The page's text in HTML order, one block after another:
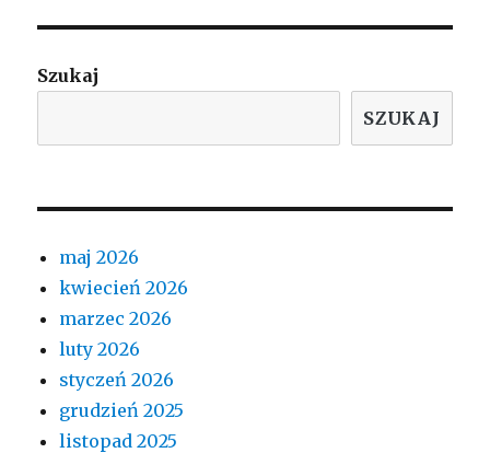
Szukaj
SZUKAJ
maj 2026
kwiecień 2026
marzec 2026
luty 2026
styczeń 2026
grudzień 2025
listopad 2025